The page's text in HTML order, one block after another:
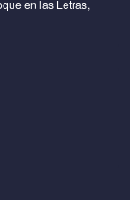
en las Letras,